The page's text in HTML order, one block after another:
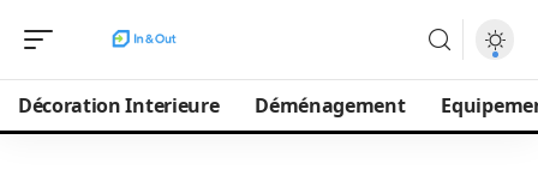
Décoration Interieure Déménagement